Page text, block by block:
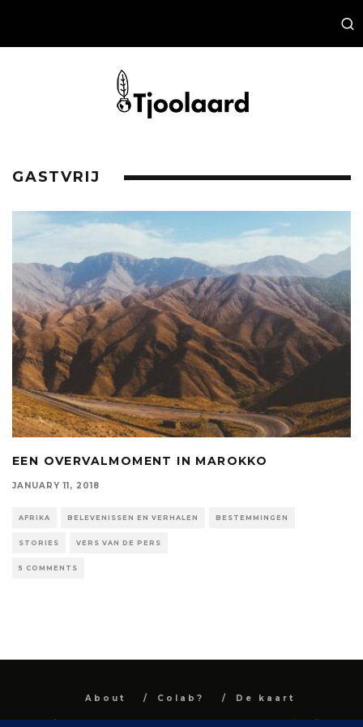
GASTVRIJ
EEN OVERVALMOMENT IN MAROKKO
JANUARY 11, 2018
AFRIKA BELEVENISSEN EN VERHALEN BESTEMMINGEN
STORIES VERS VAN DE PERS
5 COMMENTS
About Colab? De kaart
All images and text are property and © Niel